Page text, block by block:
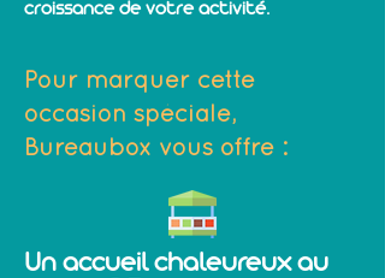
croissance de votre activité.
Pour marquer cette
occasion spéciale,
Bureaubox vous offre :
Un accueil chaleureux au